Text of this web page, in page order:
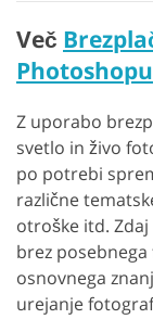
Več
Photoshopu
Z uporabo
svetlo in živo
po potrebi
različne
otroške itd.
brez
osnovnega
urejanje